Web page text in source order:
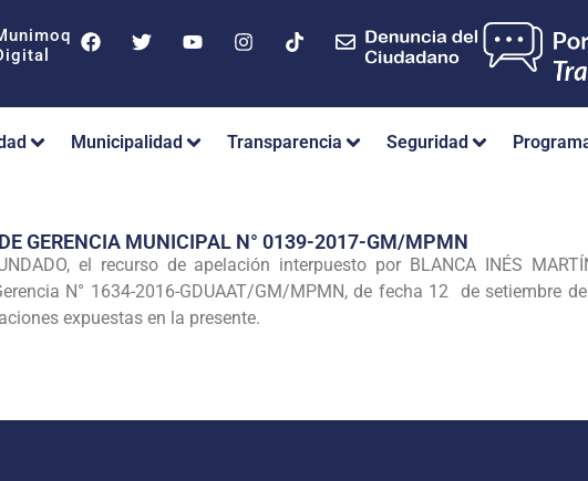
Municipalidad Transparencia Seguridad
GERENCIA MUNICIPAL N° 0139-2017-GM/MPMN
el recurso de apelación interpuesto por BLANCA INÉS
N° 1634-2016-GDUAAT/GM/MPMN, de fecha 12 de setiembre
expuestas en la presente.